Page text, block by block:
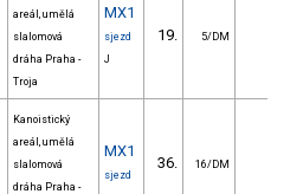
areál, umělá
slalomová
dráha Praha -
Troja
MX1
sjezd
J
19. 5/DM
Kanoistický
areál, umělá
slalomová
dráha Praha -
MX1
sjezd
36. 16/DM